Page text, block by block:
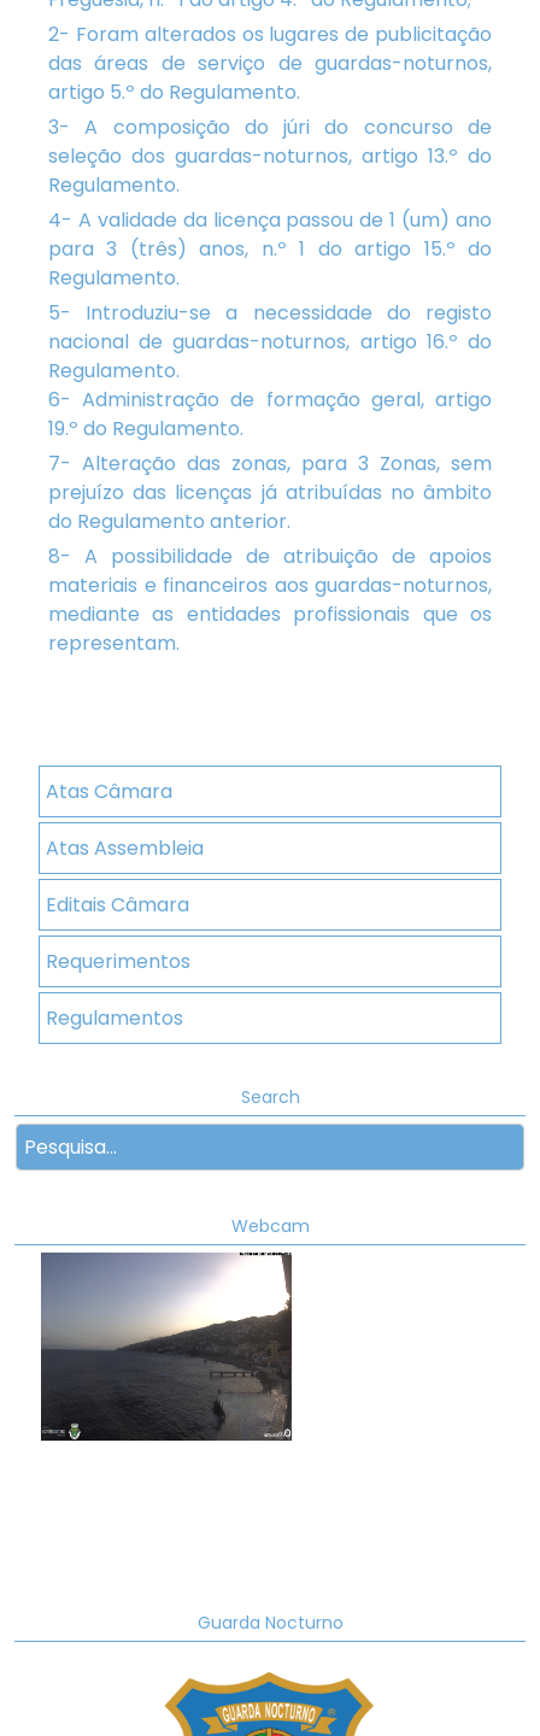
2- Foram alterados os lugares de publicitação
das áreas de serviço de guardas-noturnos,
artigo 5.º do Regulamento.
3- A composição do júri do concurso de
seleção dos guardas-noturnos, artigo 13.º do
Regulamento.
4- A validade da licença passou de 1 (um) ano
para 3 (três) anos, n.º 1 do artigo 15.º do
Regulamento.
5- Introduziu-se a necessidade do registo
nacional de guardas-noturnos, artigo 16.º do
Regulamento.
6- Administração de formação geral, artigo
19.º do Regulamento.
7- Alteração das zonas, para 3 Zonas, sem
prejuízo das licenças já atribuídas no âmbito
do Regulamento anterior.
8- A possibilidade de atribuição de apoios
materiais e financeiros aos guardas-noturnos,
mediante as entidades profissionais que os
representam.
Atas Câmara
Atas Assembleia
Editais Câmara
Requerimentos
Regulamentos
Search
Webcam
Guarda Nocturno